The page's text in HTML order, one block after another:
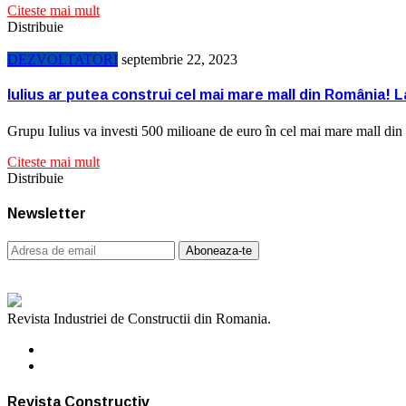
Citeste mai mult
Distribuie
DEZVOLTATORI septembrie 22, 2023
Iulius ar putea construi cel mai mare mall din România!
Grupu Iulius va investi 500 milioane de euro în cel mai mare mall
Citeste mai mult
Distribuie
Newsletter
Revista Industriei de Constructii din Romania.
Revista Constructiv